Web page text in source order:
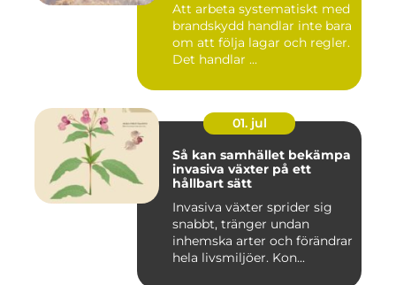
Att arbeta systematiskt med
brandskydd handlar inte bara
om att följa lagar och regler.
Det handlar ...
01. jul
Så kan samhället bekämpa
invasiva växter på ett
hållbart sätt
Invasiva växter sprider sig
snabbt, tränger undan
inhemska arter och förändrar
hela livsmiljöer. Kon...